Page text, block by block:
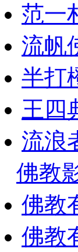
范一
流帆
半打
王四
流浪
佛教
佛教
佛教